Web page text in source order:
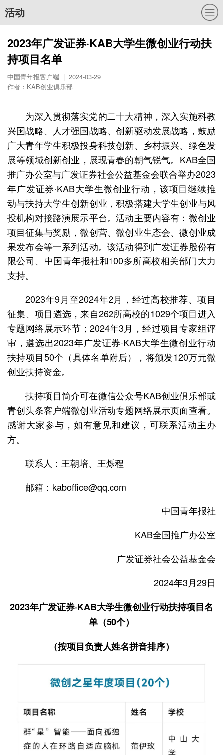
活动
2023年广发证券·KAB大学生微创业行动扶
持项目名单
中国青年报客户端 | 2024-03-29
作者：KAB创业俱乐部
为深入贯彻落实党的二十大精神，深入实施科教
兴国战略、人才强国战略、创新驱动发展战略，鼓励
广大青年学生积极投身科技创新、乡村振兴、绿色发
展等领域创新创业，展现青春的朝气锐气。KAB全国
推广办公室与广发证券社会公益基金会联合举办2023
年广发证券·KAB大学生微创业行动，该项目继续推
动与扶持大学生创新创业，积极搭建大学生创业与风
投机构对接路演展示平台。活动主要内容有：微创业
项目征集与奖励，微创营、微创业生态会、微创业成
果发布会等一系列活动。该活动得到广发证券股份有
限公司、中国青年报社和100多所高校相关部门大力
支持。
2023年9月至2024年2月，经过高校推荐、项目
征集、项目遴选，来自262所高校的1029个项目进入
专题网络展示环节；2024年3月，经过项目专家组评
审，遴选出2023年广发证券·KAB大学生微创业行动
扶持项目50个（具体名单附后），将颁发120万元微
创业扶持资金。
扶持项目简介可在微信公众号KAB创业俱乐部或
青创头条客户端微创业活动专题网络展示页面查看。
感谢大家参与，如有意见和建议，可联系活动主办
方。
联系人：王朝培、王烁程
邮箱：kaboffice@qq.com
中国青年报社
KAB全国推广办公室
广发证券社会公益基金会
2024年3月29日
2023年广发证券·KAB大学生微创业行动扶持项目名
单（50个）
（按项目负责人姓名拼音排序）